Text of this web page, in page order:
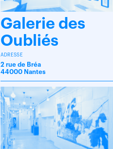
Galerie des
Oubliés
ADRESSE
2 rue de Bréa
44000 Nantes